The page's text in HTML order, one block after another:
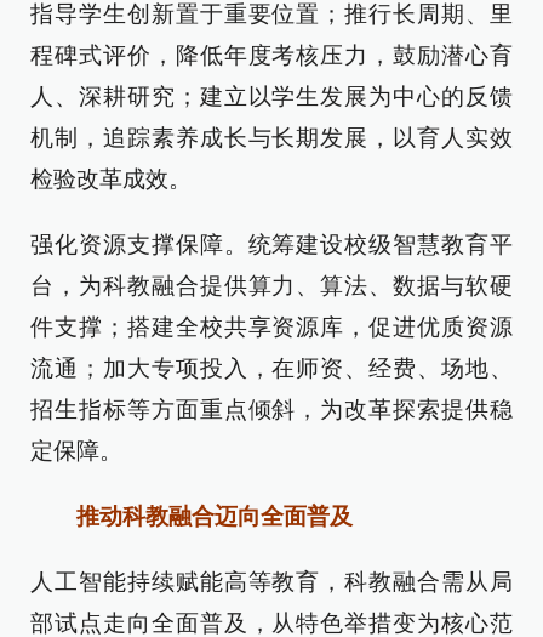
指导学生创新置于重要位置；推行长周期、里
程碑式评价，降低年度考核压力，鼓励潜心育
人、深耕研究；建立以学生发展为中心的反馈
机制，追踪素养成长与长期发展，以育人实效
检验改革成效。
强化资源支撑保障。统筹建设校级智慧教育平
台，为科教融合提供算力、算法、数据与软硬
件支撑；搭建全校共享资源库，促进优质资源
流通；加大专项投入，在师资、经费、场地、
招生指标等方面重点倾斜，为改革探索提供稳
定保障。
推动科教融合迈向全面普及
人工智能持续赋能高等教育，科教融合需从局
部试点走向全面普及，从特色举措变为核心范